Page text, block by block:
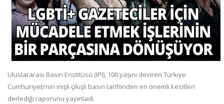
Uluslararası Basın Enstitüsü (IPI), 100 yaşını deviren Türkiye
Cumhuriyeti'nin inişli çıkışlı basın tarihinden en önemli kesitleri
derlediği raporunu yayınladı.